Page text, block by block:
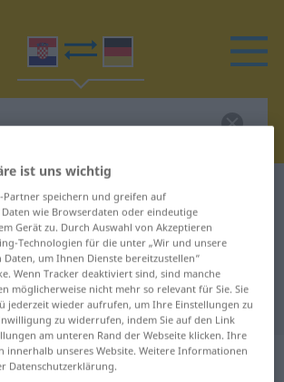
Wörterbuch bridjeti
Übersetzung für
Übersetzung
ist uns wichtig
-Partner speichern und greifen auf
wie Browserdaten oder eindeutige
Gerät zu. Durch Auswahl von Akzeptieren
Technologien für die unter „Wir und unsere
um Ihnen Dienste bereitzustellen“
Wenn Tracker deaktiviert sind, sind manche
möglicherweise nicht mehr so relevant für Sie. Sie
jederzeit wieder aufrufen, um Ihre Einstellungen zu
zu widerrufen, indem Sie auf den Link
am unteren Rand der Webseite klicken. Ihre
innerhalb unseres Website. Weitere Informationen
Datenschutzerklärung.